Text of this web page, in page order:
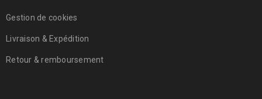
Gestion de cookies
Livraison & Expédition
Retour & remboursement